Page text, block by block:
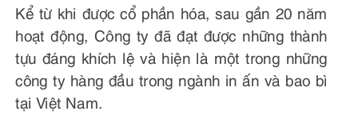
Kể từ khi được cổ phần hóa, sau gần 20 năm
hoạt động, Công ty đã đạt được những thành
tựu đáng khích lệ và hiện là một trong những
công ty hàng đầu trong ngành in ấn và bao bì
tại Việt Nam.